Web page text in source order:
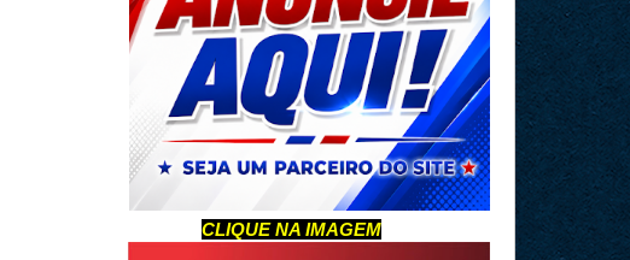
CLIQUE NA IMAGEM